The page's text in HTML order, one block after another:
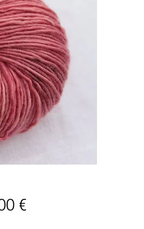
€Prix